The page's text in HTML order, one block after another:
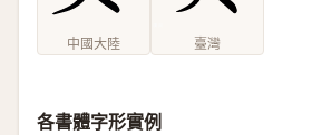
中國大陸 臺灣
各書體字形實例